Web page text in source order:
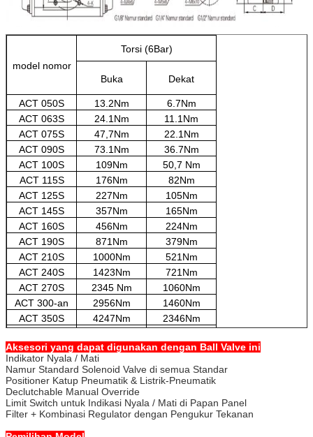
model nomor
Torsi (6Bar)
Buka Dekat
ACT 050S 13.2Nm
6.7Nm
ACT 063S
24.1Nm
11.1Nm
ACT 075S
47,7Nm
22.1Nm
ACT 090S
73.1Nm
36.7Nm
ACT 100S
109Nm
50,7 Nm
ACT 115S
176Nm
82Nm
ACT 125S
227Nm
105Nm
ACT 145S
357Nm
165Nm
ACT 160S
456Nm
224Nm
ACT 190S
871Nm
379Nm
ACT 210S
1000Nm
521Nm
ACT 240S
1423Nm
721Nm
ACT 270S
2345 Nm
1060Nm
ACT 300-an
2956Nm
1460Nm
ACT 350S
4247Nm
2346Nm
Aksesori yang dapat digunakan dengan Ball Valve ini
Indikator Nyala / Mati
Namur Standard Solenoid Valve di semua Standar
Positioner Katup Pneumatik & Listrik-Pneumatik
Declutchable Manual Override
Limit Switch untuk Indikasi Nyala / Mati di Papan Panel
Filter + Kombinasi Regulator dengan Pengukur Tekanan